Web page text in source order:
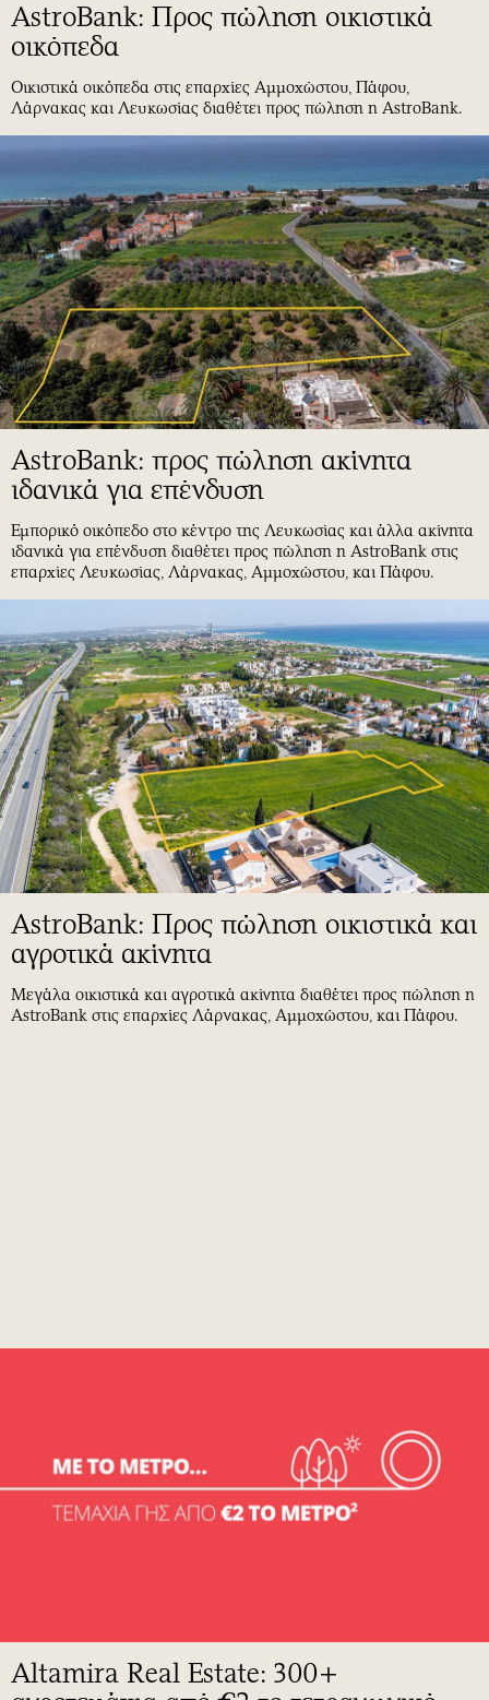
AstroBank: Προς πώληση οικιστικά
οικόπεδα
Οικιστικά οικόπεδα στις επαρχίες Αμμοχώστου, Πάφου,
Λάρνακας και Λευκωσίας διαθέτει προς πώληση η AstroBank.
AstroBank: προς πώληση ακίνητα
ιδανικά για επένδυση
Εμπορικό οικόπεδο στο κέντρο της Λευκωσίας και άλλα ακίνητα
ιδανικά για επένδυση διαθέτει προς πώληση η AstroBank στις
επαρχίες Λευκωσίας, Λάρνακας, Αμμοχώστου, και Πάφου.
AstroBank: Προς πώληση οικιστικά και
αγροτικά ακίνητα
Μεγάλα οικιστικά και αγροτικά ακίνητα διαθέτει προς πώληση η
AstroBank στις επαρχίες Λάρνακας, Αμμοχώστου, και Πάφου.
Altamira Real Estate: 300+